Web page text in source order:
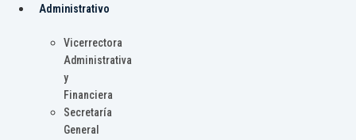
Administrativo
Vicerrectora
Administrativa
y
Financiera
Secretaría
General